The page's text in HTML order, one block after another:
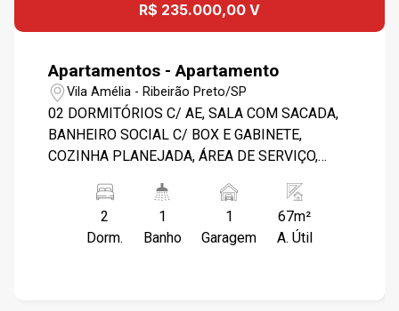
R$ 235.000,00 V
Apartamentos - Apartamento
Vila Amélia - Ribeirão Preto/SP
02 DORMITÓRIOS C/ AE, SALA COM SACADA,
BANHEIRO SOCIAL C/ BOX E GABINETE,
COZINHA PLANEJADA, ÁREA DE SERVIÇO,
PORTARIA 24 HS, PISCINA, SALÃO FESTAS-
PRÓXIMO USP - RODOVIÁRIA.
2
Dorm.
1
Banho
1
Garagem
67m²
A. Útil